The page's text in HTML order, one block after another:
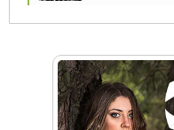
Mariana
un
seguridad"